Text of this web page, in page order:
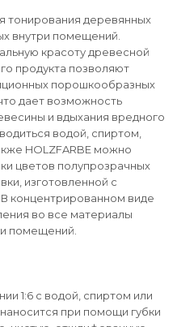
тонирования деревянных
внутри помещений.
красоту древесной
продукта позволяют
порошкообразных
дает возможность
и вдыхания вредного
водой, спиртом,
HOLZFARBE можно
цветов полупрозрачных
изготовленной с
концентрированном виде
во все материалы
помещений.
1:6 с водой, спиртом или
при помощи губки